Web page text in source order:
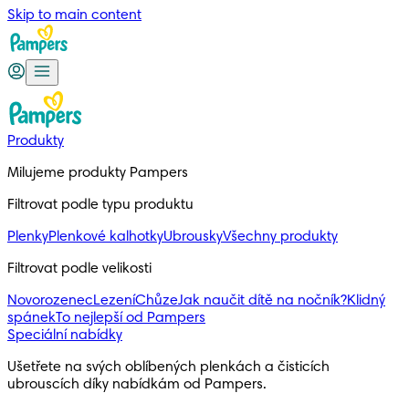
Skip to main content
Produkty
Milujeme produkty Pampers
Filtrovat podle typu produktu
PlenkyPlenkové kalhotkyUbrouskyVšechny produkty
Filtrovat podle velikosti
NovorozenecLezeníChůzeJak naučit dítě na nočník?Klidný
spánekTo nejlepší od Pampers
Speciální nabídky
Ušetřete na svých oblíbených plenkách a čisticích
ubrouscích díky nabídkám od Pampers.